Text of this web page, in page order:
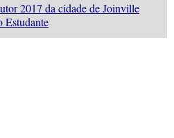
2017 da cidade de Joinville
Estudante